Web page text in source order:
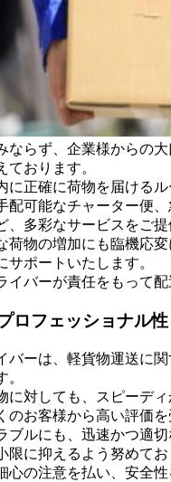
ならず、企業様からの
ております。
に正確に荷物を届ける
配可能なチャーター便、
、多彩なサービスをご提
荷物の増加にも臨機応
サポートいたします。
イバーが責任をもって配
ロフェッショナル性
バーは、軽貨物運送に
に対しても、スピーデ
のお客様から高い評価を
ブルにも、迅速かつ適
限に抑えるよう努めてお
心の注意を払い、安全